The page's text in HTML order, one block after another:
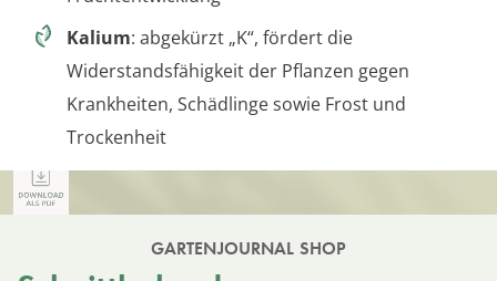
Kalium: abgekürzt „K“, fördert die
Widerstandsfähigkeit der Pflanzen gegen
Krankheiten, Schädlinge sowie Frost und
Trockenheit
GARTENJOURNAL SHOP